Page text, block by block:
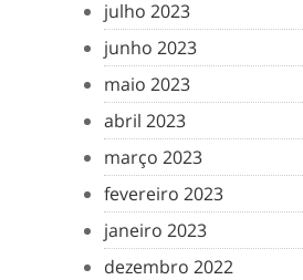
julho 2023
junho 2023
maio 2023
abril 2023
março 2023
fevereiro 2023
janeiro 2023
dezembro 2022